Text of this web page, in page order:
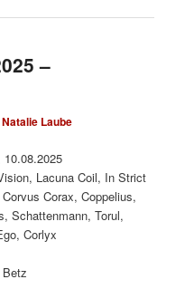
–
Natalie Laube
Lacuna Coil, In Strict
Corax, Coppelius,
Schattenmann, Torul,
Corlyx